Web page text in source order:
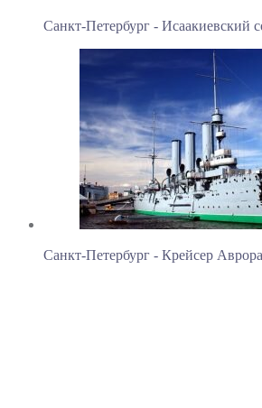
Санкт-Петербург - Исаакиевский
Санкт-Петербург - Крейсер Аврора